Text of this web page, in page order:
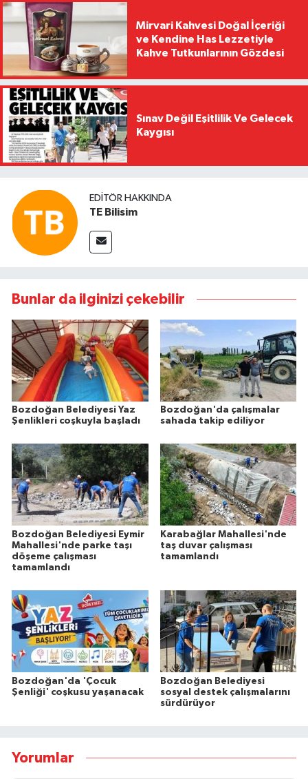
Mirvari Kahvesi Doğal İçeriği
ve Kendine Has Lezzetiyle
Kahve Tutkunlarının Gözdesi
Sınav Değil Eşitlilik Ve Gelecek
Kaygısı
EDITÖR HAKKINDA
TE Bilisim
Bunlar da ilginizi çekebilir
Bozdoğan Belediyesi Yaz
Şenlikleri coşkuyla başladı
Bozdoğan'da çalışmalar
sahada takip ediliyor
Bozdoğan Belediyesi Eymir
Mahallesi'nde parke taşı
döşeme çalışması
tamamlandı
Karabağlar Mahallesi'nde
taş duvar çalışması
tamamlandı
Bozdoğan'da 'Çocuk
Şenliği' coşkusu yaşanacak
Bozdoğan Belediyesi
sosyal destek çalışmalarını
sürdürüyor
Yorumlar